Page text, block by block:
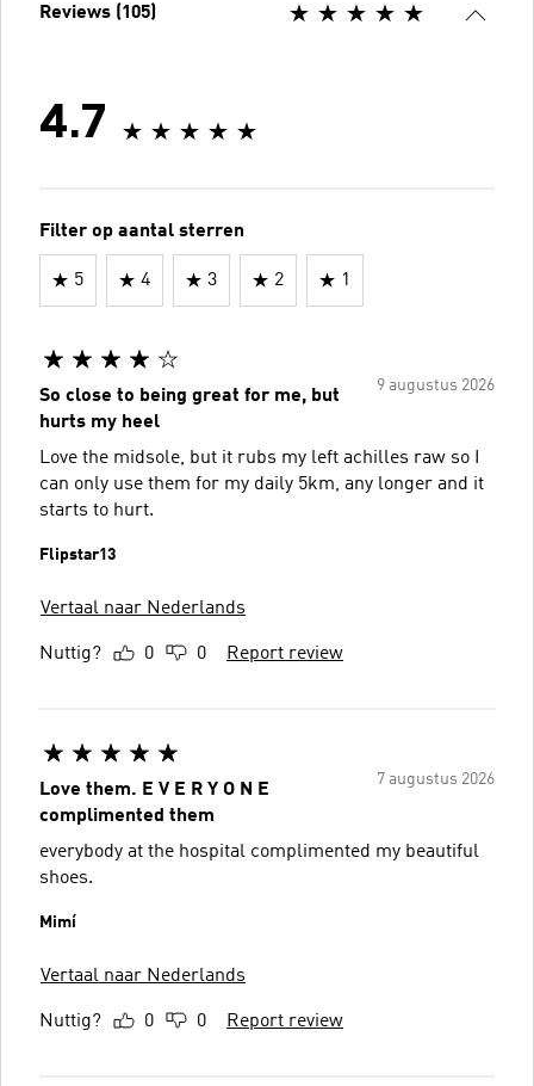
Reviews (105)
4.7
Filter op aantal sterren
5 4 3 2 1
9 augustus 2026
So close to being great for me, but
hurts my heel
Love the midsole, but it rubs my left achilles raw so I
can only use them for my daily 5km, any longer and it
starts to hurt.
Flipstar13
Vertaal naar Nederlands
Nuttig? 0 0 Report review
7 augustus 2026
Love them. E V E R Y O N E
complimented them
everybody at the hospital complimented my beautiful
shoes.
Mimí
Vertaal naar Nederlands
Nuttig? 0 0 Report review